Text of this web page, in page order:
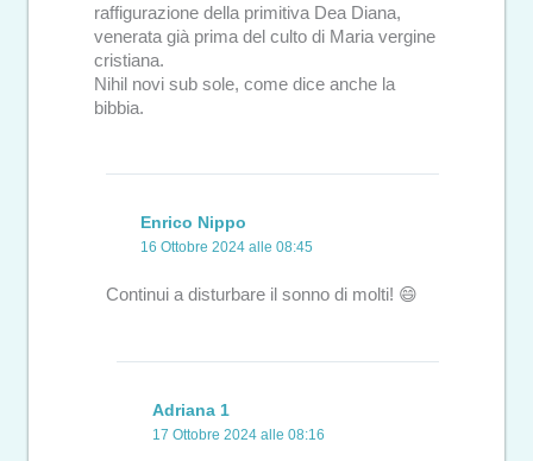
raffigurazione della primitiva Dea Diana,
venerata già prima del culto di Maria vergine
cristiana.
Nihil novi sub sole, come dice anche la
bibbia.
Enrico Nippo
16 Ottobre 2024 alle 08:45
Continui a disturbare il sonno di molti! 😄
Adriana 1
17 Ottobre 2024 alle 08:16